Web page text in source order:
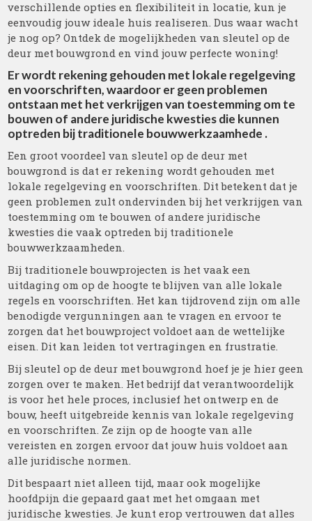
verschillende opties en flexibiliteit in locatie, kun je
eenvoudig jouw ideale huis realiseren. Dus waar wacht
je nog op? Ontdek de mogelijkheden van sleutel op de
deur met bouwgrond en vind jouw perfecte woning!
Er wordt rekening gehouden met lokale regelgeving
en voorschriften, waardoor er geen problemen
ontstaan met het verkrijgen van toestemming om te
bouwen of andere juridische kwesties die kunnen
optreden bij traditionele bouwwerkzaamhede .
Een groot voordeel van sleutel op de deur met
bouwgrond is dat er rekening wordt gehouden met
lokale regelgeving en voorschriften. Dit betekent dat je
geen problemen zult ondervinden bij het verkrijgen van
toestemming om te bouwen of andere juridische
kwesties die vaak optreden bij traditionele
bouwwerkzaamheden.
Bij traditionele bouwprojecten is het vaak een
uitdaging om op de hoogte te blijven van alle lokale
regels en voorschriften. Het kan tijdrovend zijn om alle
benodigde vergunningen aan te vragen en ervoor te
zorgen dat het bouwproject voldoet aan de wettelijke
eisen. Dit kan leiden tot vertragingen en frustratie.
Bij sleutel op de deur met bouwgrond hoef je je hier geen
zorgen over te maken. Het bedrijf dat verantwoordelijk
is voor het hele proces, inclusief het ontwerp en de
bouw, heeft uitgebreide kennis van lokale regelgeving
en voorschriften. Ze zijn op de hoogte van alle
vereisten en zorgen ervoor dat jouw huis voldoet aan
alle juridische normen.
Dit bespaart niet alleen tijd, maar ook mogelijke
hoofdpijn die gepaard gaat met het omgaan met
juridische kwesties. Je kunt erop vertrouwen dat alles